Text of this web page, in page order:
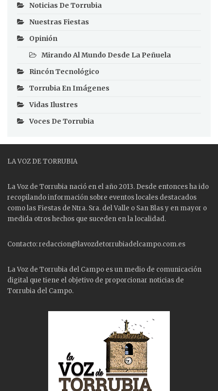
Noticias De Torrubia
Nuestras Fiestas
Opinión
Mirando Al Mundo Desde La Peñuela
Rincón Tecnológico
Torrubia En Imágenes
Vidas Ilustres
Voces De Torrubia
LA VOZ DE TORRUBIA
La Voz de Torrubia nació en el año 2013. Desde entonces ha ido
recopilando información sobre eventos locales destacados
como las Fiestas de Ntra. Sra. del Valle o San Blas y en mayor o
medida otros hechos que suceden en la localidad.
Contacto: redaccion@lavozdetorrubiadelcampo.com.es
La Voz de Torrubia del Campo es un medio de comunicación
digital que tiene el objetivo de proporcionar noticias de
Torrubia del Campo.